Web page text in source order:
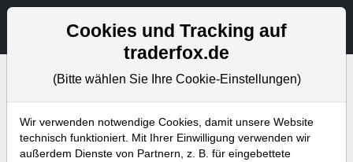
Aktien- und Artikelsuche
Bevorstehende Webinare Alle Aufzeichnungen
Cookies und Tracking auf
traderfox.de
(Bitte wählen Sie Ihre Cookie-Einstellungen)
Wir verwenden notwendige Cookies, damit unsere Website
technisch funktioniert. Mit Ihrer Einwilligung verwenden wir
außerdem Dienste von Partnern, z. B. für eingebettete